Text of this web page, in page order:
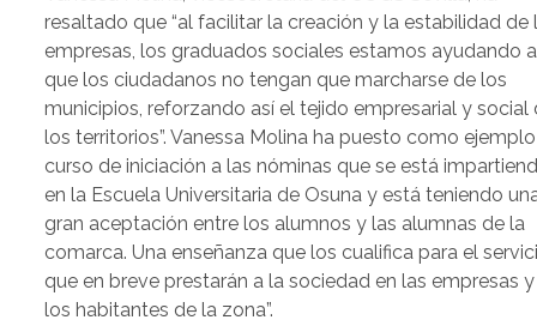
resaltado que “al facilitar la creación y la estabilidad de
empresas, los graduados sociales estamos ayudando a
que los ciudadanos no tengan que marcharse de los
municipios, reforzando así el tejido empresarial y social
los territorios”. Vanessa Molina ha puesto como ejemplo
curso de iniciación a las nóminas que se está
en la Escuela Universitaria de Osuna y está teniendo
gran aceptación entre los alumnos y las alumnas de la
comarca. Una enseñanza que los cualifica para el
que en breve prestarán a la sociedad en las empresas
los habitantes de la zona”.